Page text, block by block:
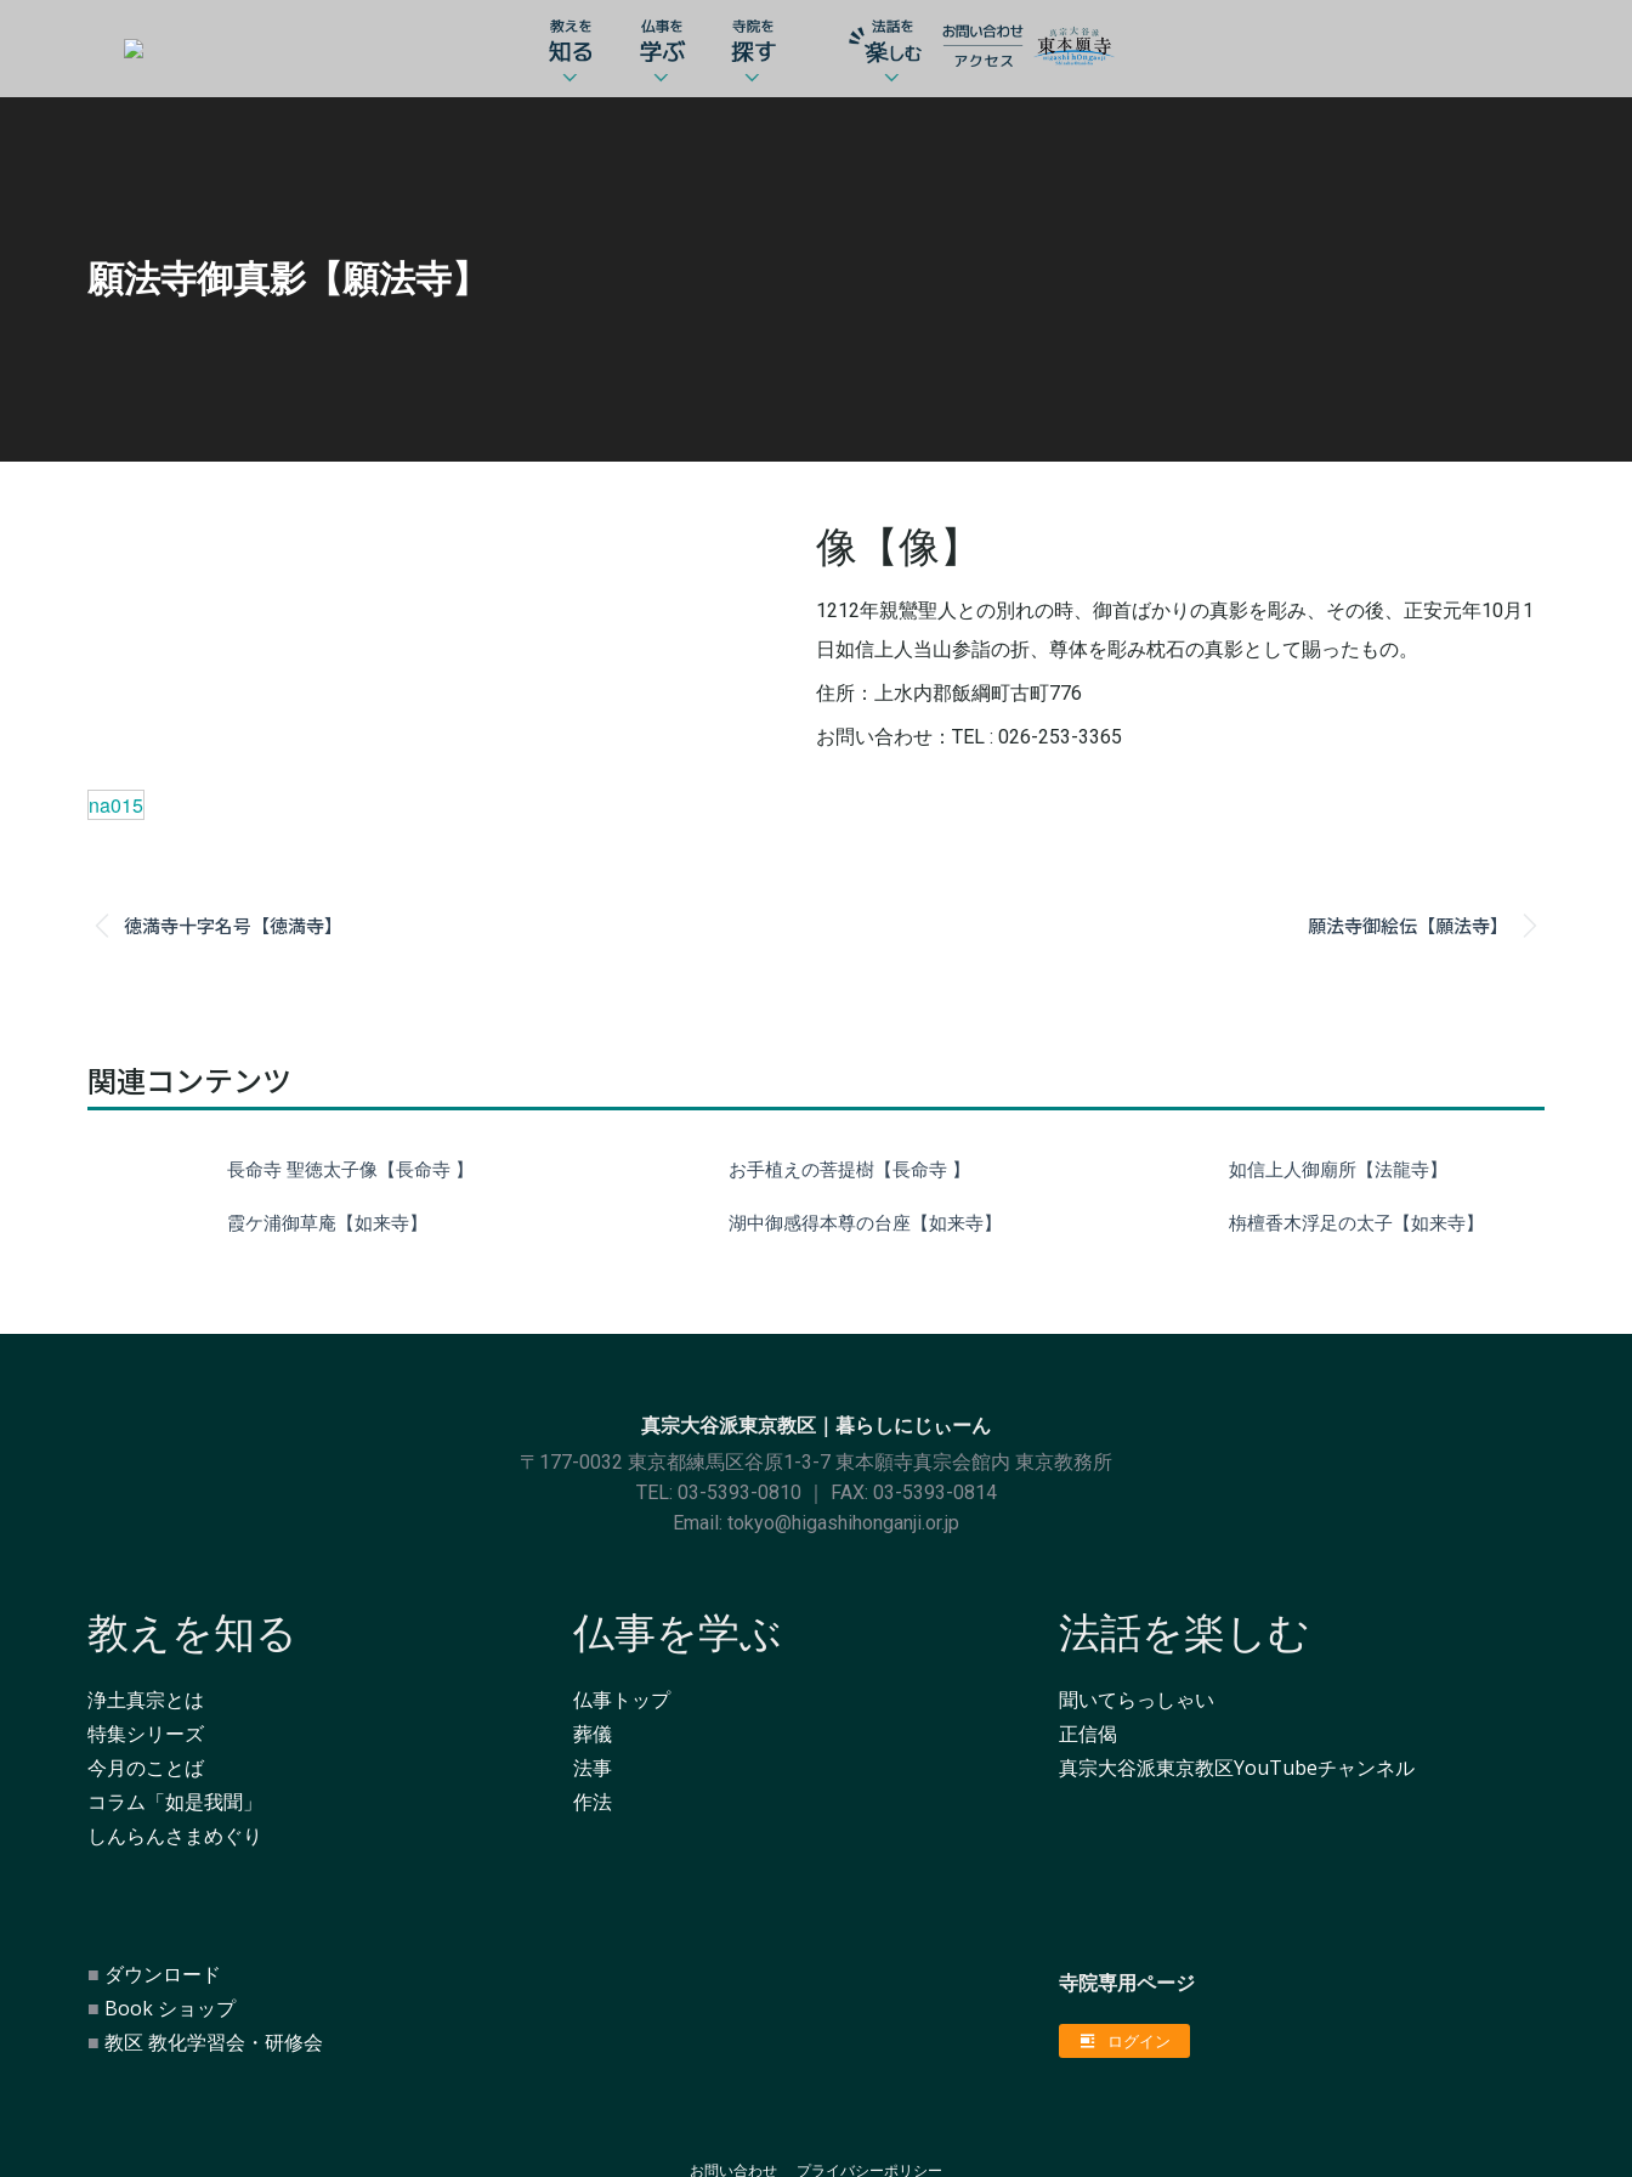
願法寺御真影【願法寺】
像【像】
1212年親鸞聖人との別れの時、御首ばかりの真影を彫み、その後、正安元年10月1
日如信上人当山参詣の折、尊体を彫み枕石の真影として賜ったもの。
住所：上水内郡飯綱町古町776
お問い合わせ：TEL : 026-253-3365
na015
Post
navigation
Previous
徳満寺十字名号【徳満寺】 願法寺御絵伝【願法寺】
関連コンテンツ
長命寺 聖徳太子像【長命寺 】 お手植えの菩提樹【長命寺 】 如信上人御廟所【法龍寺】
霞ケ浦御草庵【如来寺】 湖中御感得本尊の台座【如来寺】 栴檀香木浮足の太子【如来寺】
真宗大谷派東京教区｜暮らしにじぃーん
〒177-0032 東京都練馬区谷原1-3-7 東本願寺真宗会館内 東京教務所
TEL: 03-5393-0810 ｜ FAX: 03-5393-0814
Email: tokyo@higashihonganji.or.jp
教えを知る
浄土真宗とは
特集シリーズ
今月のことば
コラム「如是我聞」
しんらんさまめぐり
仏事を学ぶ
仏事トップ
葬儀
法事
作法
法話を楽しむ
聞いてらっしゃい
正信偈
真宗大谷派東京教区YouTubeチャンネル
ダウンロード
Book ショップ
教区 教化学習会・研修会
寺院専用ページ
ログイン
お問い合わせ プライバシーポリシー